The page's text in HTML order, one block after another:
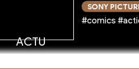
SONY
#comics
ACTU